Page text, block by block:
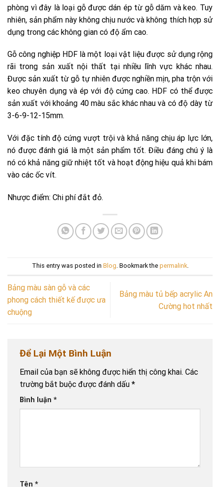
phòng vì đây là loại gỗ được dán ép từ gỗ dăm và keo. Tuy
nhiên, sản phẩm này không chịu nước và không thích hợp sử
dụng trong các không gian có độ ẩm cao.
Gỗ công nghiệp HDF là một loại vật liệu được sử dụng rộng
rãi trong sản xuất nội thất tại nhiều lĩnh vực khác nhau.
Được sản xuất từ gỗ tự nhiên được nghiền mịn, pha trộn với
keo chuyên dụng và ép với độ cứng cao. HDF có thể được
sản xuất với khoảng 40 màu sắc khác nhau và có độ dày từ
3-6-9-12-15mm.
Với đặc tính độ cứng vượt trội và khả năng chịu áp lực lớn,
nó được đánh giá là một sản phẩm tốt. Điều đáng chú ý là
nó có khả năng giữ nhiệt tốt và hoạt động hiệu quả khi bám
vào các ốc vít.
Nhược điểm: Chi phí đắt đỏ.
This entry was posted in Blog. Bookmark the permalink.
Bảng màu sàn gỗ và các
phong cách thiết kế được ưa
chuộng
Bảng màu tủ bếp acrylic An
Cường hot nhất
Để Lại Một Bình Luận
Email của bạn sẽ không được hiển thị công khai. Các
trường bắt buộc được đánh dấu *
Bình luận *
Tên *